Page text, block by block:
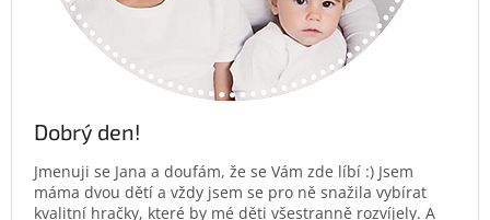
Dobrý den!
Jmenuji se Jana a doufám, že se Vám zde líbí :) Jsem
máma dvou dětí a vždy jsem se pro ně snažila vybírat
kvalitní hračky, které by mé děti všestranně rozvíjely. A